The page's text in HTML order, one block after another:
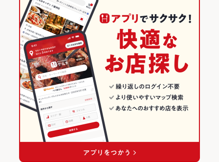
あり
バリアフリ
なし
あり
英語メニュ
あり
その他設備 －
なし
食べ放題
佐賀 × 和食
佐賀 × 日本料理・懐石・割烹
唐津のグルメランキング
唐津市のグルメランキング